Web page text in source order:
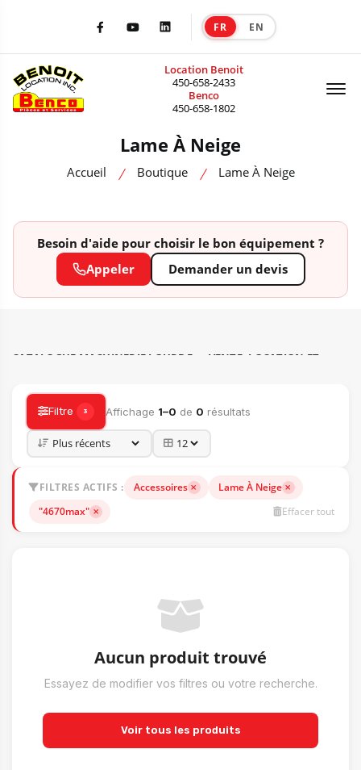
FacebookYoutubeLinkedIn FR EN
Location Benoit
450-658-2433
Benco
450-658-1802
Lame À Neige
Accueil Boutique Lame À Neige
Besoin d'aide pour choisir le bon équipement ?
Appeler
Demander un devis
CATALOGUE MACHINERIE LOURDE — VENTE, LOCATION ET
Filtre 3 Affichage 1–0 de 0 résultats
FILTRES ACTIFS : Accessoires
Lame À Neige
"4670max"
Effacer tout
Aucun produit trouvé
Essayez de modifier vos filtres ou votre recherche.
Voir tous les produits